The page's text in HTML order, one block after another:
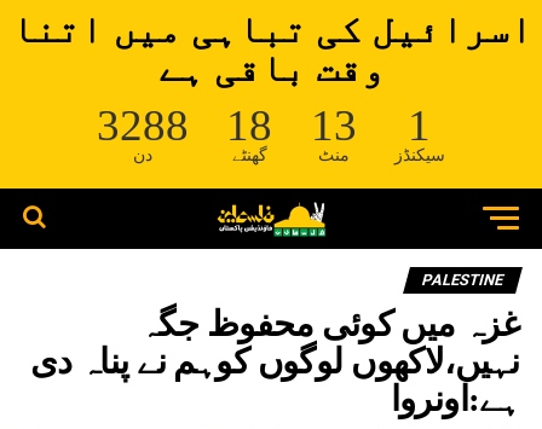
اسرائیل کی تباہی میں اتنا
وقت باقی ہے
3288
دن
18
گھنٹے
13
منٹ
1
سیکنڈز
PALESTINE
غزہ میں کوئی محفوظ جگہ
نہیں،لاکھوں لوگوں کوہم نے پناہ دی
ہے:اونروا